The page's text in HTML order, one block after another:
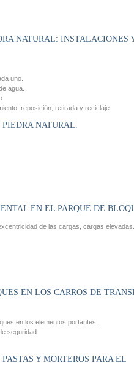
NATURAL: INSTALACIONES
uno.
agua.
reposición, retirada y reciclaje.
NATURAL.
EN EL PARQUE DE
de las cargas, cargas elevadas.
EN LOS CARROS DE
en los elementos portantes.
seguridad.
Y MORTEROS PARA EL